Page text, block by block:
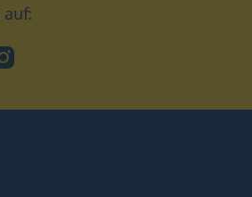
auf:
Instagram